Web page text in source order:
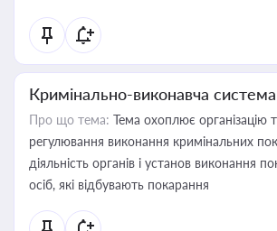
Кримінально-виконавча система
Про що тема: Тема охоплює організацію
регулювання виконання кримінальних
діяльність органів і установ виконання
осіб, які відбувають покарання